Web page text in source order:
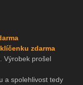
klíčenku zdarma
Výrobek prošel
a spolehlivost tedy